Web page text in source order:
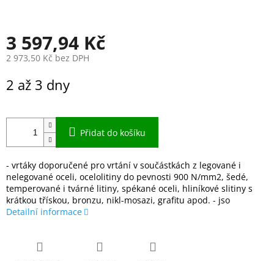
3 597,94 Kč
2 973,50 Kč bez DPH
cena:
2 až 3 dny
Přidat do košíku
- vrtáky doporučené pro vrtání v součástkách z legované i
nelegované oceli, ocelolitiny do pevnosti 900 N/mm2, šedé,
temperované i tvárné litiny, spékané oceli, hliníkové slitiny s
krátkou třískou, bronzu, nikl-mosazi, grafitu apod. - jso
Detailní informace